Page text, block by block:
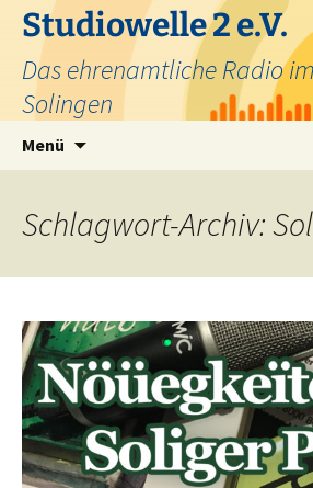
Zum
Inhalt
springen
Studiowelle 2 e.V.
Das ehrenamtliche Radio
Solingen
Menü
Schlagwort-Archiv: